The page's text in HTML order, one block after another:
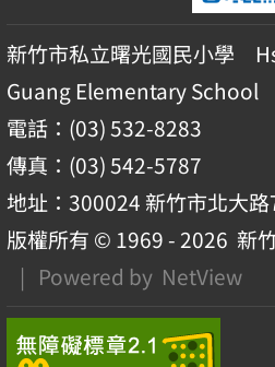
新竹市私立曙光國民小學
Guang Elementary School
電話：(03) 532-8283
傳真：(03) 542-5787
地址：300024 新竹市北大
版權所有 © 1969 - 2026 新
| Powered by NetView